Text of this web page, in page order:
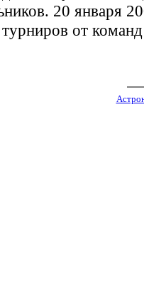
20 января
турниров от